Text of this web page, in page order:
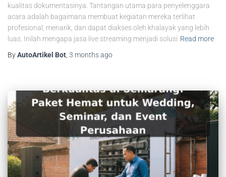
kualitas dokumentasinya. Tantangan utama para penyelenggara
acara adalah bagaimana membuat kegiatan mereka terlihat
profesional, menarik, dan dapat diakses oleh khalayak yang lebih
luas. Inilah mengapa jasa live streaming menjadi solusi Read more
ByAutoArtikel Bot 3 monthsago